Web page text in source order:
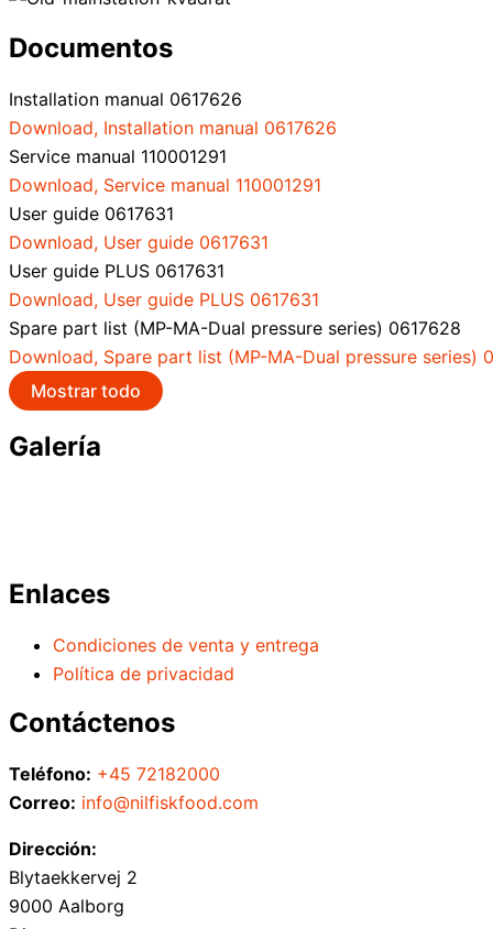
Documentos
Installation manual 0617626
Download, Installation manual 0617626
Service manual 110001291
Download, Service manual 110001291
User guide 0617631
Download, User guide 0617631
User guide PLUS 0617631
Download, User guide PLUS 0617631
Spare part list (MP-MA-Dual pressure series) 0617628
Download, Spare part list (MP-MA-Dual pressure series)
Mostrar todo
Galería
Enlaces
Condiciones de venta y entrega
Política de privacidad
Contáctenos
Teléfono: +45 72182000
Correo: info@nilfiskfood.com
Dirección:
Blytaekkervej 2
9000 Aalborg